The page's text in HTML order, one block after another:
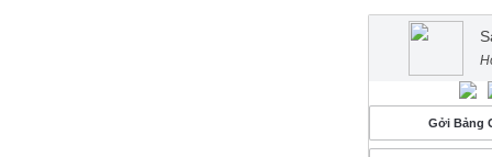
Gởi Bảng